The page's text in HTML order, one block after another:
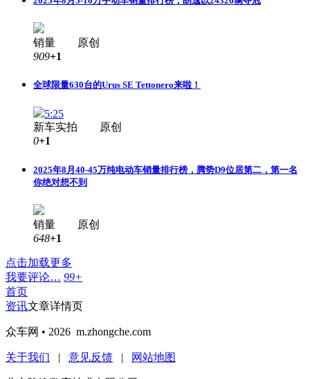
销量 原创
909+1
全球限量630台的Urus SE Tettonero来啦！
5:25
新车实拍 原创
0+1
2025年8月40-45万纯电动车销量排行榜，腾势D9位居第二，第一名
你绝对想不到
销量 原创
648+1
点击加载更多
我要评论… 99+
首页
资讯文章详情页
众车网 • 2026 m.zhongche.com
关于我们 | 意见反馈 | 网站地图